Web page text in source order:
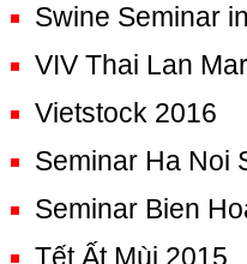
Swine Seminar
VIV Thai Lan
Vietstock 2016
Seminar Ha Noi
Seminar Bien
Tết Ất Mùi 2015